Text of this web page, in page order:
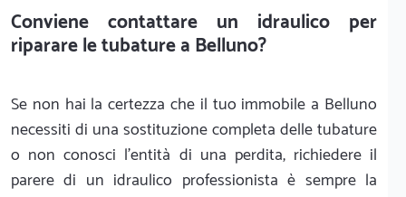
Conviene contattare un idraulico per
riparare le tubature a Belluno?
Se non hai la certezza che il tuo immobile a Belluno
necessiti di una sostituzione completa delle tubature
o non conosci l'entità di una perdita, richiedere il
parere di un idraulico professionista è sempre la